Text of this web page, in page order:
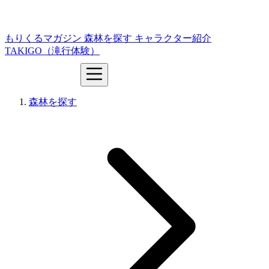
もりくるマガジン 森林を探す キャラクター紹介
TAKIGO（滝行体験）
森林を探す